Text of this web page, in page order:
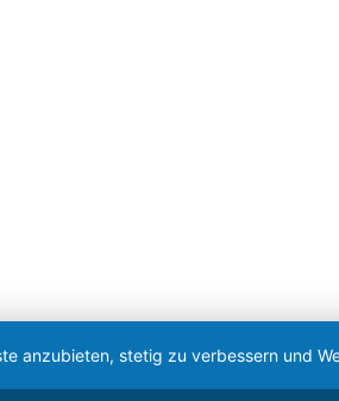
anzubieten, stetig zu verbessern und